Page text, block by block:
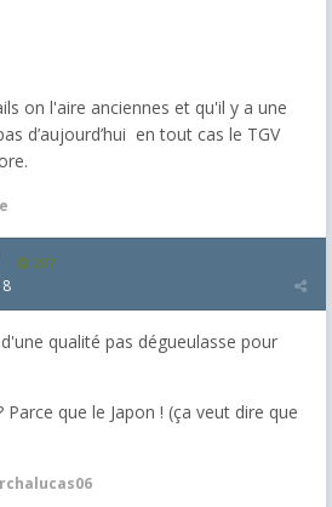
on l'aire anciennes et qu'il y a une
d’aujourd’hui en tout cas le TGV
287
qualité pas dégueulasse pour
Parce que le Japon ! (ça veut dire que